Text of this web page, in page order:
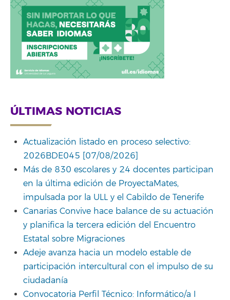
ÚLTIMAS NOTICIAS
Actualización listado en proceso selectivo:
2026BDE045 [07/08/2026]
Más de 830 escolares y 24 docentes participan
en la última edición de ProyectaMates,
impulsada por la ULL y el Cabildo de Tenerife
Canarias Convive hace balance de su actuación
y planifica la tercera edición del Encuentro
Estatal sobre Migraciones
Adeje avanza hacia un modelo estable de
participación intercultural con el impulso de su
ciudadanía
Convocatoria Perfil Técnico: Informático/a I